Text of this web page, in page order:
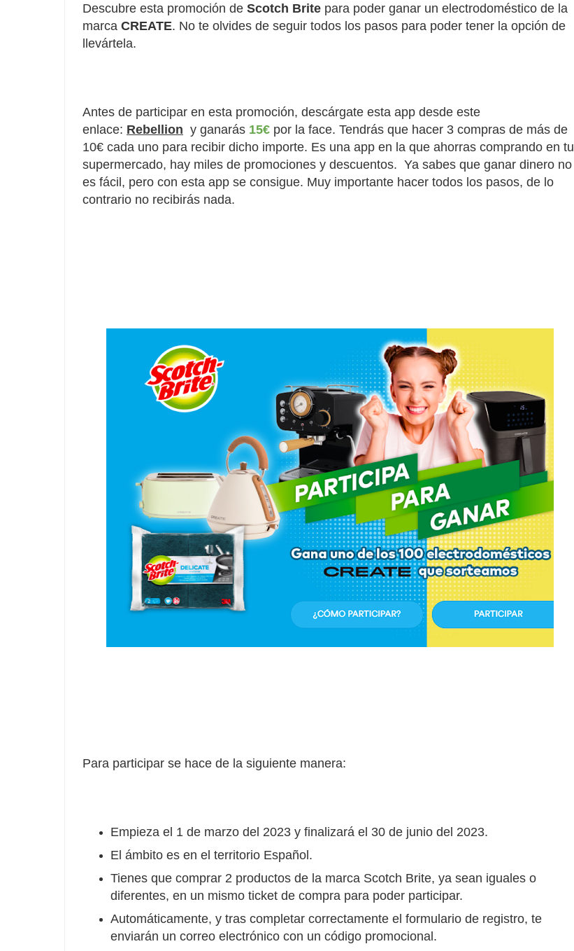
Descubre esta promoción de Scotch Brite para poder ganar un electrodoméstico de la
marca CREATE. No te olvides de seguir todos los pasos para poder tener la opción de
llevártela.
Antes de participar en esta promoción, descárgate esta app desde este
enlace: Rebellion y ganarás 15€ por la face. Tendrás que hacer 3 compras de más de
10€ cada uno para recibir dicho importe. Es una app en la que ahorras comprando en tu
supermercado, hay miles de promociones y descuentos. Ya sabes que ganar dinero no
es fácil, pero con esta app se consigue. Muy importante hacer todos los pasos, de lo
contrario no recibirás nada.
Para participar se hace de la siguiente manera:
Empieza el 1 de marzo del 2023 y finalizará el 30 de junio del 2023.
El ámbito es en el territorio Español.
Tienes que comprar 2 productos de la marca Scotch Brite, ya sean iguales o
diferentes, en un mismo ticket de compra para poder participar.
Automáticamente, y tras completar correctamente el formulario de registro, te
enviarán un correo electrónico con un código promocional.